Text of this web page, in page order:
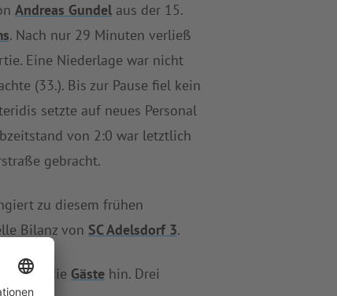
Andreas Gundel aus der 15.
. Nach nur 29 Minuten verließ
Eine Niederlage war nicht
(33.). Bis zur Pause fiel kein
setzte auf neues Personal
von 2:0 war letztlich
gebracht.
zu diesem frühen
Bilanz von SC Adelsdorf 3.
legten die Gäste hin. Drei